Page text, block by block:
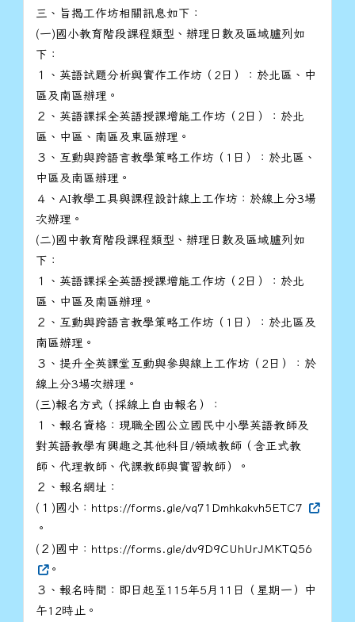
三、旨揭工作坊相關訊息如下：
(一)國小教育階段課程類型、辦理日數及區域臚列如
下：
１、英語試題分析與實作工作坊（2日）：於北區、中
區及南區辦理。
２、英語課採全英語授課增能工作坊（2日）：於北
區、中區、南區及東區辦理。
３、互動與跨語言教學策略工作坊（1日）：於北區、
中區及南區辦理。
４、AI教學工具與課程設計線上工作坊：於線上分3場
次辦理。
(二)國中教育階段課程類型、辦理日數及區域臚列如
下：
１、英語課採全英語授課增能工作坊（2日）：於北
區、中區及南區辦理。
２、互動與跨語言教學策略工作坊（1日）：於北區及
南區辦理。
３、提升全英課堂互動與參與線上工作坊（2日）：於
線上分3場次辦理。
(三)報名方式（採線上自由報名）：
１、報名資格：現職全國公立國民中小學英語教師及
對英語教學有興趣之其他科目/領域教師（含正式教
師、代理教師、代課教師與實習教師）。
２、報名網址：
(１)國小：https://forms.gle/vq71Dmhkakvh5ETC7
。
(２)國中：https://forms.gle/dv9D9CUhUrJMKTQ56
。
３、報名時間：即日起至115年5月11日（星期一）中
午12時止。